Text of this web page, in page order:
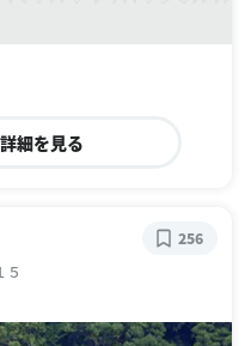
細を見る
５
256